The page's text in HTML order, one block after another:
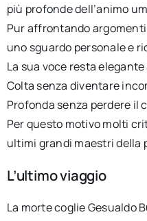
più profonde dell’animo
Pur affrontando
uno sguardo personale e
La sua voce resta
Colta senza diventare
Profonda senza perdere il
Per questo motivo molti
ultimi grandi maestri della
L’ultimo viaggio
La morte coglie Gesualdo